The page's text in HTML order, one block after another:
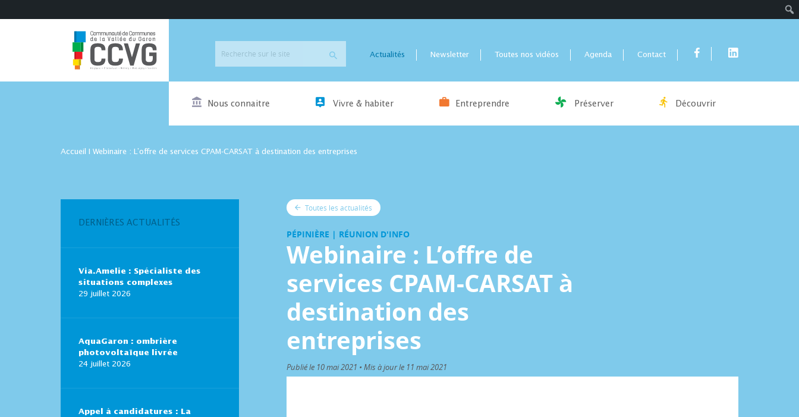
Actualités Newsletter Toutes nos vidéos Agenda Contact
Nous connaitre Vivre & habiter Entreprendre Préserver Découvrir
Accueil Webinaire : L’offre de services CPAM-CARSAT à destination des entreprises
DERNIÈRES ACTUALITÉS
Via.Amelie : Spécialiste des
situations complexes
29 juillet 2026
AquaGaron : ombrière
photovoltaïque livrée
24 juillet 2026
Appel à candidatures : La
Toutes les actualités
PÉPINIÈRE | RÉUNION D'INFO
Webinaire : L’offre de
services CPAM-CARSAT à
destination des
entreprises
Publié le 10 mai 2021 • Mis à jour le 11 mai 2021